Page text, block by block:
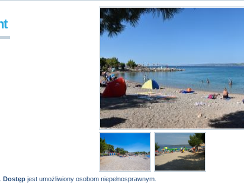
Dostęp jest umożliwiony osobom niepełnosprawnym.